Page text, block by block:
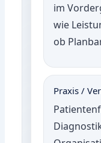
im
wie
ob
Praxis /